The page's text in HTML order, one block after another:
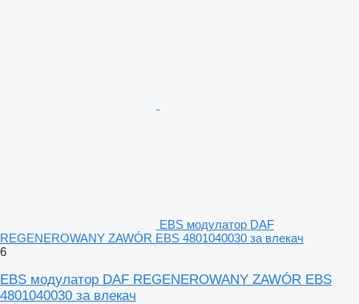
EBS модулатор DAF
REGENEROWANY ZAWÓR EBS 4801040030 за влекач
6
EBS модулатор DAF REGENEROWANY ZAWÓR EBS
4801040030 за влекач